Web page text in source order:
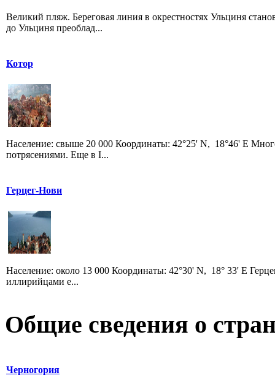
Великий пляж. Береговая линия в окрестностях Ульциня
до Ульциня преоблад...
Котор
Население: свыше 20 000 Координаты: 42°25' N, 18°46' E
потрясениями. Еще в I...
Герцег-Нови
Население: около 13 000 Координаты: 42°30' N, 18° 33' E
иллирийцами е...
Общие сведения о
Черногория